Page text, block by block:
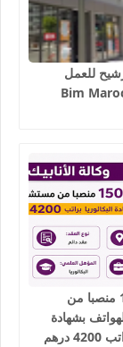
للعمل
مطلوب 150 منصبا من
بشهادة
البكالوريا براتب 4200 درهم